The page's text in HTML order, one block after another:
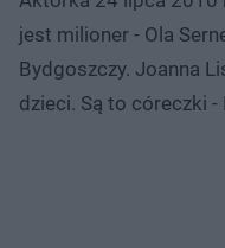
jest milioner - Ola
Bydgoszczy. Joanna
dzieci. Są to córeczki -